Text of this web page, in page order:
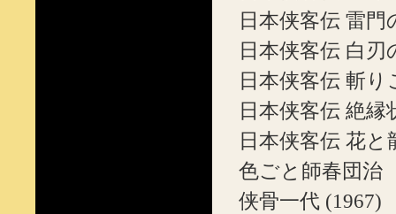
日本侠客伝 雷門
日本侠客伝 白刃
日本侠客伝 斬り
日本侠客伝 絶縁
日本侠客伝 花と
色ごと師春団治
侠骨一代 (1967)